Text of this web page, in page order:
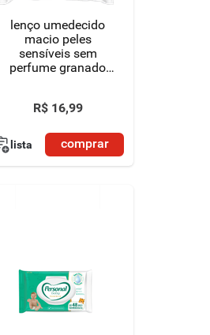
lenço umedecido
macio peles
sensíveis sem
perfume granado
R$ 16,99
lista comprar